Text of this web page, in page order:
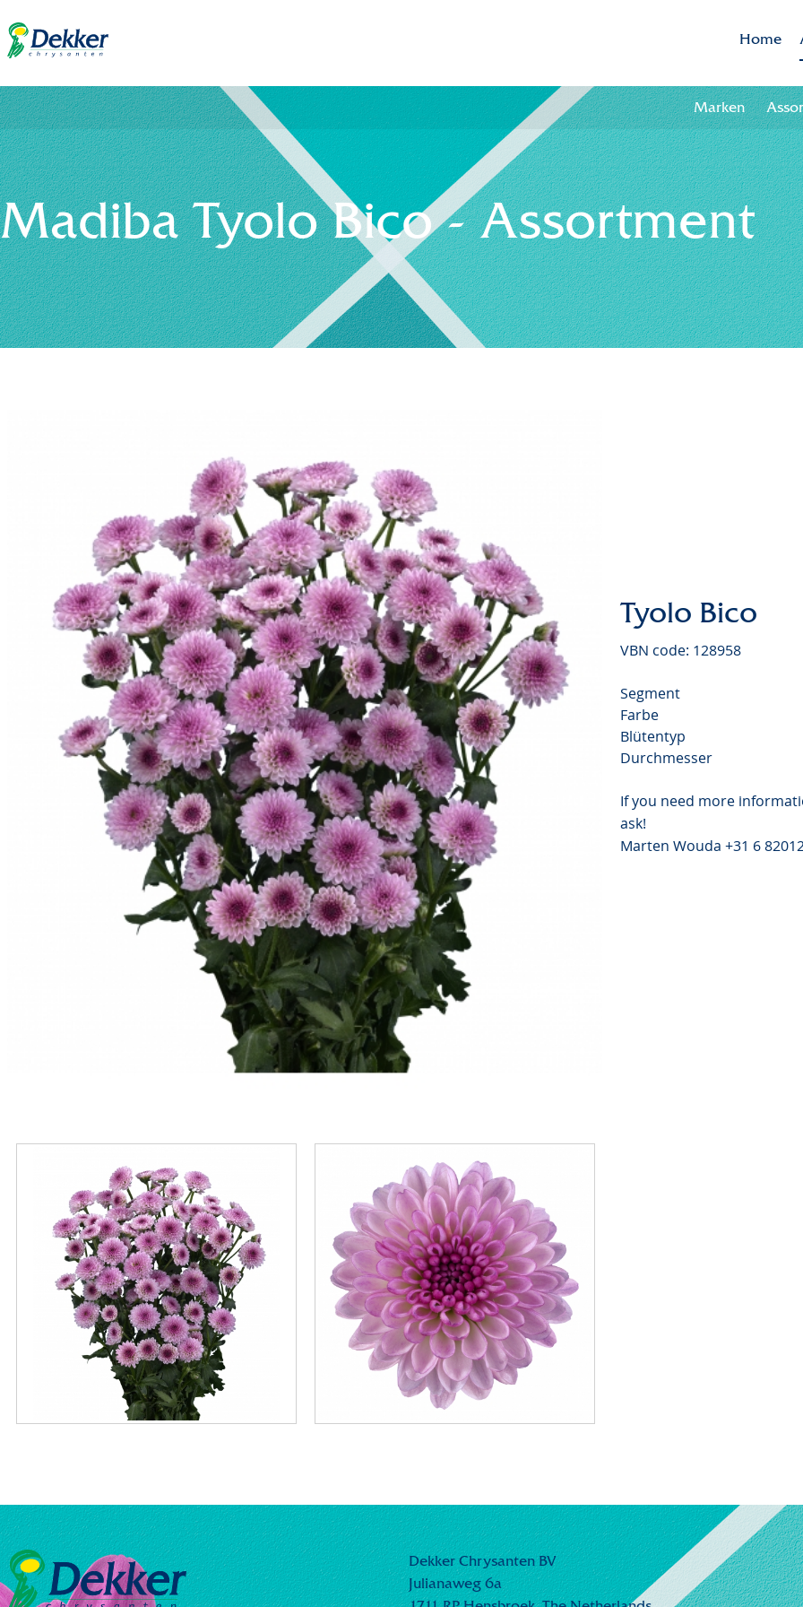
Home
Marken
Madiba Tyolo Bico - Assortment
Tyolo Bico
VBN code: 128958
Segment
Farbe
Blütentyp
Durchmesser
If you need more
ask!
Marten Wouda +31 6
Dekker Chrysanten BV
Julianaweg 6a